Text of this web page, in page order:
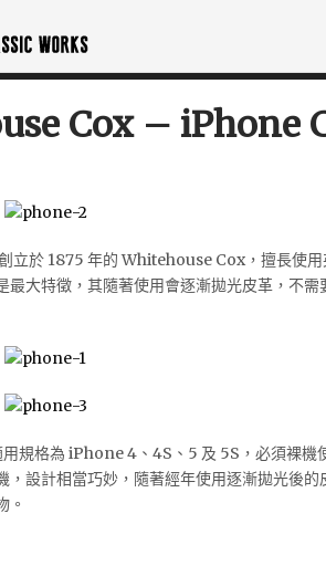
Cox – iPhone
立於 1875 年的 Whitehouse Cox，擅長使
最大特徵，其隨著使用會逐漸拋光皮革，不
規格為 iPhone 4、4S、5 及 5S，必須裸機
，設計相當巧妙，隨著經年使用逐漸拋光後
。